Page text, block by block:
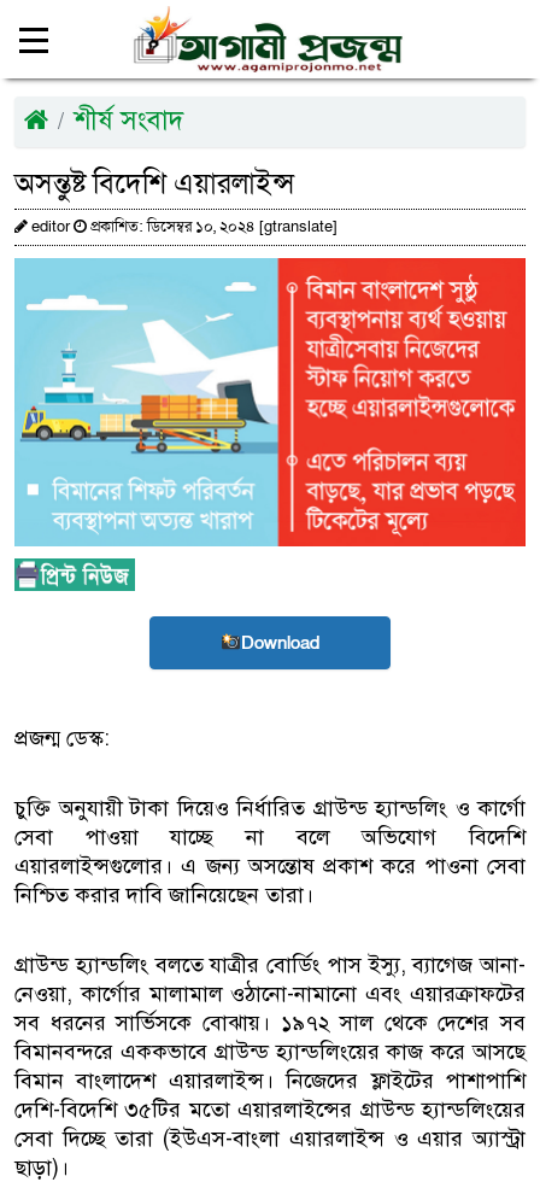
শীর্ষ সংবাদ
অসন্তুষ্ট বিদেশি এয়ারলাইন্স
editor প্রকাশিত: ডিসেম্বর ১০, ২০২৪ [gtranslate]
Download
প্রজন্ম ডেস্ক:
চুক্তি অনুযায়ী টাকা দিয়েও নির্ধারিত গ্রাউন্ড হ্যান্ডলিং ও কার্গো
সেবা পাওয়া যাচ্ছে না বলে অভিযোগ বিদেশি
এয়ারলাইন্সগুলোর। এ জন্য অসন্তোষ প্রকাশ করে পাওনা সেবা
নিশ্চিত করার দাবি জানিয়েছেন তারা।
গ্রাউন্ড হ্যান্ডলিং বলতে যাত্রীর বোর্ডিং পাস ইস্যু, ব্যাগেজ আনা-
নেওয়া, কার্গোর মালামাল ওঠানো-নামানো এবং এয়ারক্রাফটের
সব ধরনের সার্ভিসকে বোঝায়। ১৯৭২ সাল থেকে দেশের সব
বিমানবন্দরে এককভাবে গ্রাউন্ড হ্যান্ডলিংয়ের কাজ করে আসছে
বিমান বাংলাদেশ এয়ারলাইন্স। নিজেদের ফ্লাইটের পাশাপাশি
দেশি-বিদেশি ৩৫টির মতো এয়ারলাইন্সের গ্রাউন্ড হ্যান্ডলিংয়ের
সেবা দিচ্ছে তারা (ইউএস-বাংলা এয়ারলাইন্স ও এয়ার অ্যাস্ট্রা
ছাড়া)।